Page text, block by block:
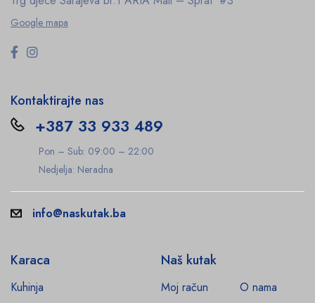
Google mapa
Kontaktirajte nas
+387 33 933 489
Pon – Sub: 09:00 – 22:00
Nedjelja: Neradna
info@naskutak.ba
Karaca
Kuhinja
Naš kutak
Moj račun
O nama